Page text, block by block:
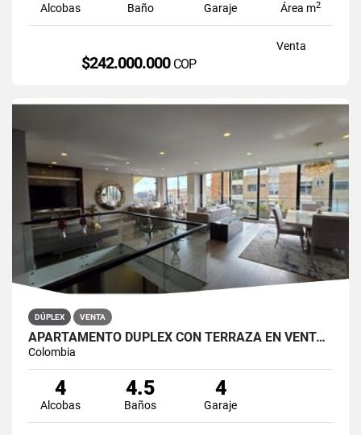
Alcobas Baño Garaje Área m2
Venta
$242.000.000 COP
DÚPLEX VENTA
APARTAMENTO DÚPLEX CON TERRAZA EN VENTA BELLA SUIZA USAQUÉN BOGOTÁ
Colombia
4
Alcobas
4.5
Baños
4
Garaje